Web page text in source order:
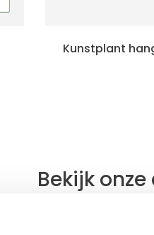
Kunstplant
Bekijk